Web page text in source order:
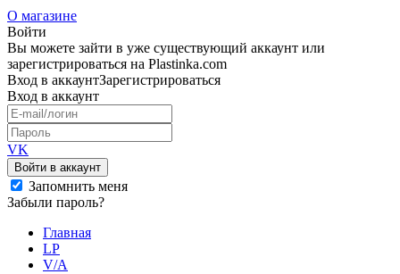
О магазине
Войти
Вы можете зайти в уже существующий аккаунт или
зарегистрироваться на Plastinka.com
Вход в аккаунтЗарегистрироваться
Вход в аккаунт
VK
Войти в аккаунт
Запомнить меня
Забыли пароль?
Главная
LP
V/A